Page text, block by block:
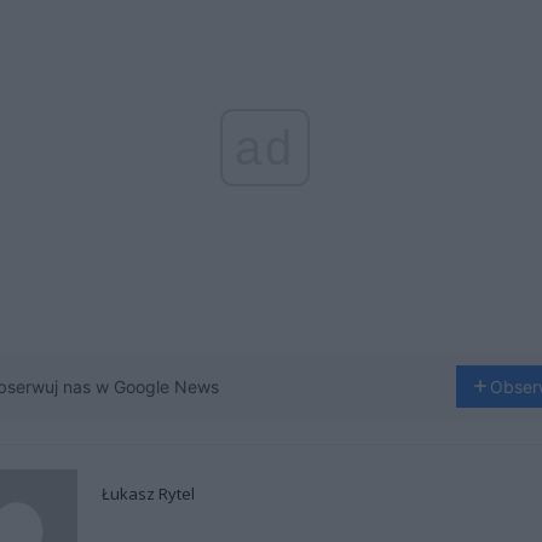
nas w Google News
Łukasz Rytel